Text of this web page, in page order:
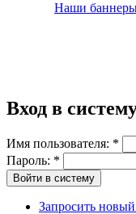
Наши
Вход в
Имя пользователя: *
Пароль: *
Запросить